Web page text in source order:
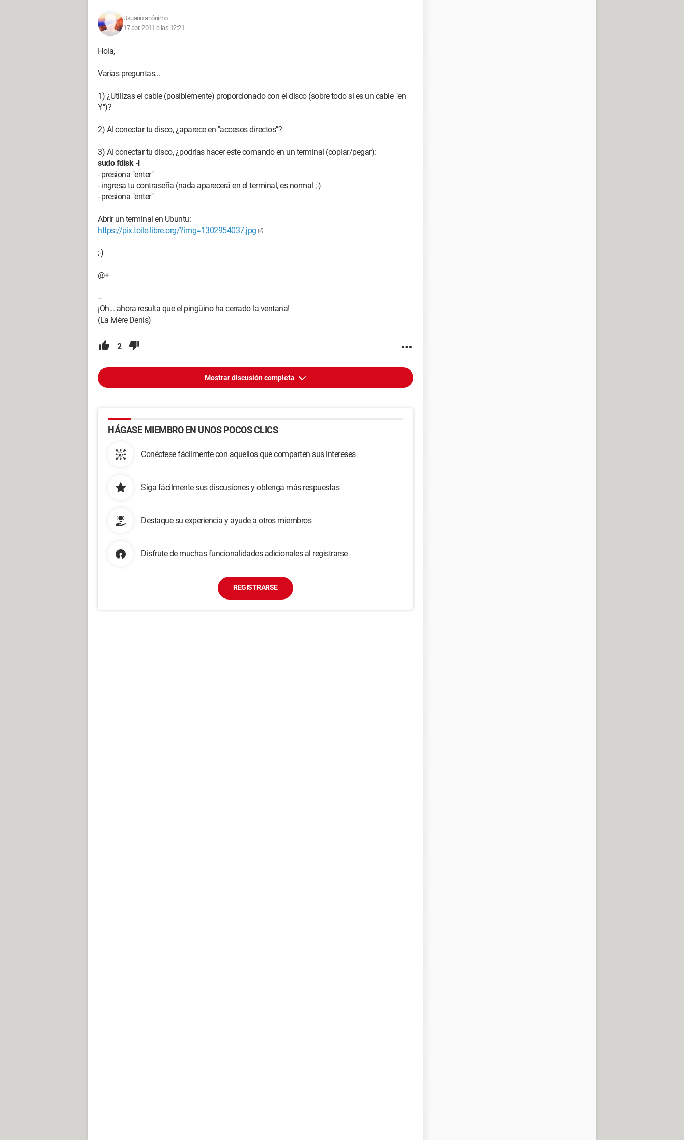
Usuario anónimo
17 abr. 2011 a las 12:21
Hola,
Varias preguntas...
1) ¿Utilizas el cable (posiblemente) proporcionado con el disco (sobre todo si es un cable "en
Y")?
2) Al conectar tu disco, ¿aparece en "accesos directos"?
3) Al conectar tu disco, ¿podrías hacer este comando en un terminal (copiar/pegar):
sudo fdisk -l
- presiona "enter"
- ingresa tu contraseña (nada aparecerá en el terminal, es normal ;-)
- presiona "enter"
Abrir un terminal en Ubuntu:
https://pix.toile-libre.org/?img=1302954037.jpg
;-)
@+
--
¡Oh... ahora resulta que el pingüino ha cerrado la ventana!
(La Mère Denis)
2
Mostrar discusión completa
HÁGASE MIEMBRO EN UNOS POCOS CLICS
Conéctese fácilmente con aquellos que comparten sus intereses
Siga fácilmente sus discusiones y obtenga más respuestas
Destaque su experiencia y ayude a otros miembros
Disfrute de muchas funcionalidades adicionales al registrarse
REGISTRARSE